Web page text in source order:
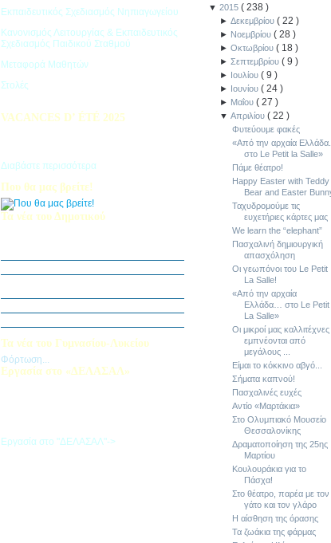
Εκπαιδευτικός Σχεδιασμός Νηπιαγωγείου
Κανονισμός Λειτουργίας & Εκπαιδευτικός
Σχεδιασμός Παιδικού Σταθμού
Μεταφορά Μαθητών
Στολές
VACANCES D’ ÉTÉ 2025
Διαβάστε περισσότερα
Που θα μας βρείτε!
Τα νέα του Δημοτικού
Τα νέα του Γυμνασίου-Λυκείου
Φόρτωση...
Εργασία στο «ΔΕΛΑΣΑΛ»
Εργασία στο "ΔΕΛΑΣΑΛ"->
▼ 2015 ( 238 )
►Δεκεμβρίου(22)
► Νοεμβρίου(28)
►Οκτωβρίου( 18)
►Σεπτεμβρίου(9)
► Ιουλίου(9)
► Ιουνίου(24)
► Μαΐου(27)
▼Απριλίου(22)
Φυτεύουμε φακές
«Από την αρχαία Ελλάδα...
στο Le Petit la Salle»
Πάμε θέατρο!
Happy Easter with Teddy
Bear and Easter
Ταχυδρομούμε τις
ευχετήριες κάρτες μας
We learn the “elephant”
Πασχαλινή δημιουργική
απασχόληση
Οι γεωπόνοι του Le Petit
La Salle!
«Από την αρχαία
Ελλάδα… στο Le Petit
La Salle»
Οι μικροί μας καλλιτέχνες
εμπνέονται από
μεγάλους ...
Είμαι το κόκκινο αβγό...
Σήματα καπνού!
Πασχαλινές ευχές
Αντίο «Μαρτάκια»
Στο Ολυμπιακό Μουσείο
Θεσσαλονίκης
Δραματοποίηση της 25ης
Μαρτίου
Κουλουράκια για το
Πάσχα!
Στο θέατρο, παρέα με τον
γάτο και τον γλάρο
Η αίσθηση της όρασης
Τα ζωάκια της φάρμας